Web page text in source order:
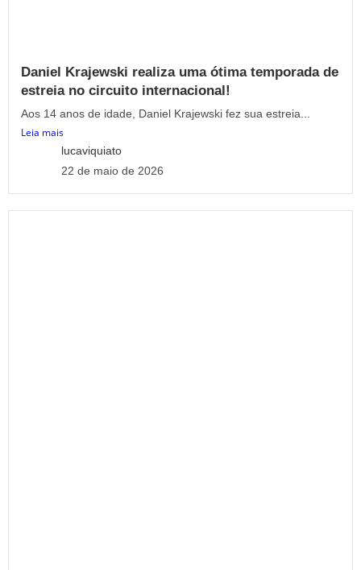
Daniel Krajewski realiza uma ótima temporada de
estreia no circuito internacional!
Aos 14 anos de idade, Daniel Krajewski fez sua estreia...
Leia mais
lucaviquiato
22 de maio de 2026